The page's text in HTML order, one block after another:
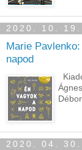
2020. 10. 19.
Marie
napod
2020. 04. 30.